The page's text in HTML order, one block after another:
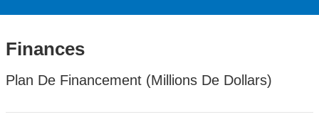
Finances
Plan De Financement (Millions De Dollars)